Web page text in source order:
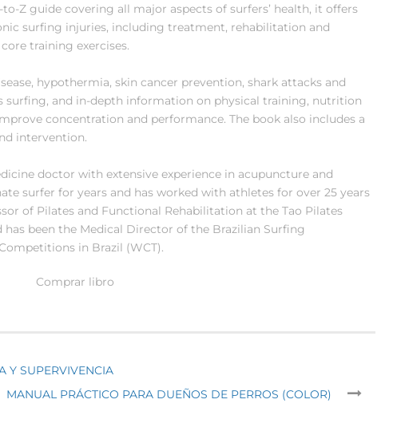
Z guide covering all major aspects of surfers’ health, it offers
surfing injuries, including treatment, rehabilitation and
training exercises.
hypothermia, skin cancer prevention, shark attacks and
surfing, and in-depth information on physical training, nutrition
concentration and performance. The book also includes a
intervention.
doctor with extensive experience in acupuncture and
surfer for years and has worked with athletes for over 25 years
of Pilates and Functional Rehabilitation at the Tao Pilates
been the Medical Director of the Brazilian Surfing
in Brazil (WCT).
Comprar libro
Y SUPERVIVENCIA
MANUAL PRÁCTICO PARA DUEÑOS DE PERROS (COLOR)